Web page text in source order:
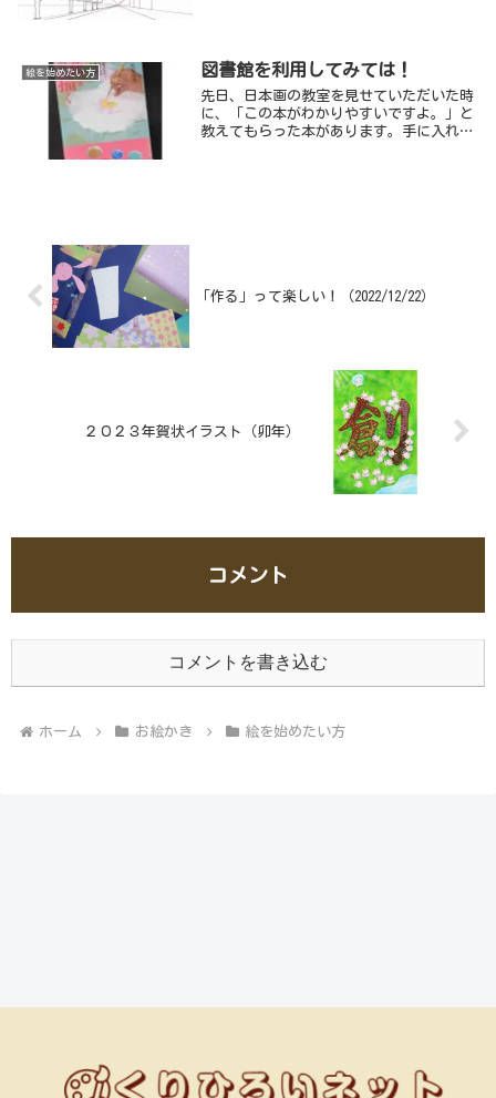
絵を始めたい方 図書館を利用してみては！
先日、日本画の教室を見せていただいた時
に、「この本がわかりやすいですよ。」と
教えてもらった本があります。手に入れて
「作る」って楽しい！（2022/12/22）
２０２３年賀状イラスト（卯年）
コメント
コメントを書き込む
ホーム お絵かき 絵を始めたい方